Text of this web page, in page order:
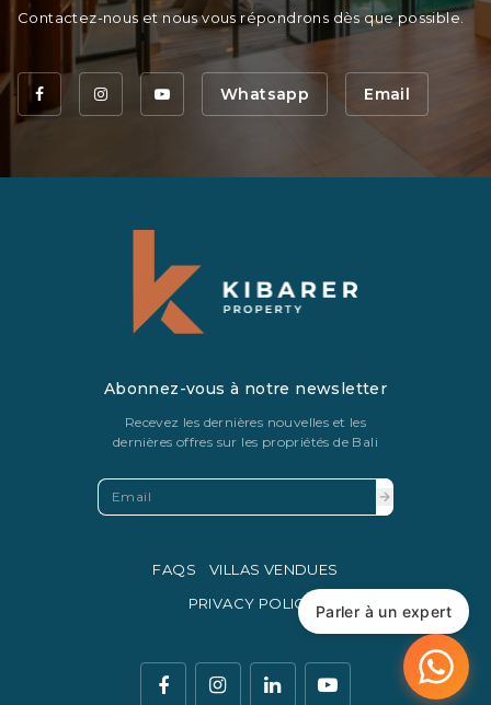
Contactez-nous et nous vous répondrons dès que possible.
Whatsapp Email
Abonnez-vous à notre newsletter
Recevez les dernières nouvelles et les
dernières offres sur les propriétés de Bali
FAQS
VILLAS VENDUES
PRIVACY POLICY Parler à un expert